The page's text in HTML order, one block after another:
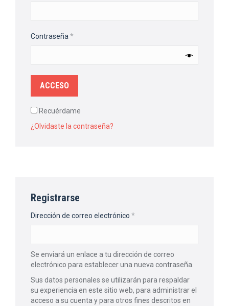
Contraseña *
ACCESO
Recuérdame
¿Olvidaste la contraseña?
Registrarse
Dirección de correo electrónico *
Se enviará un enlace a tu dirección de correo
electrónico para establecer una nueva contraseña.
Sus datos personales se utilizarán para respaldar
su experiencia en este sitio web, para administrar el
acceso a su cuenta y para otros fines descritos en